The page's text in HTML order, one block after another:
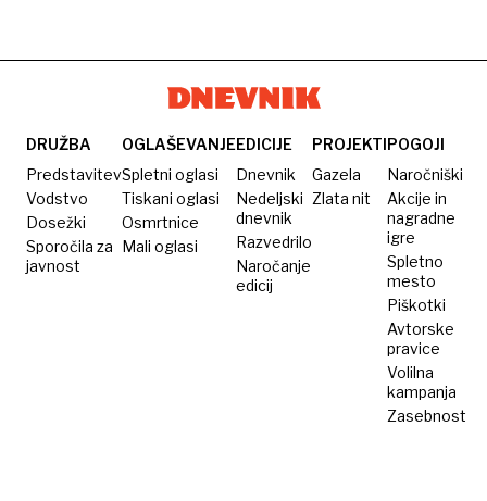
kot
Jelinčič
je
Murku
podaril
rolex
Mötley
Crüe
Neila
DRUŽBA
Predstavitev
Vodstvo
Dosežki
Sporočila za
javnost
OGLAŠEVANJE
Spletni oglasi
Tiskani oglasi
Osmrtnice
Mali oglasi
EDICIJE
Dnevnik
Nedeljski
dnevnik
Razvedrilo
Naročanje
edicij
PROJEKTI
Gazela
Zlata nit
POGOJI
Naročniški
Akcije in
nagradne
igre
Spletno
mesto
Piškotki
Avtorske
pravice
Volilna
kampanja
Zasebnost